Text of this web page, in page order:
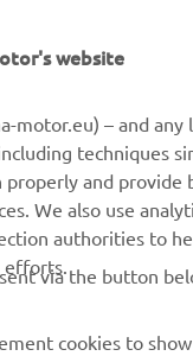
PENTRU
Sisteme eBike
Autorități
Terenuri de golf
Primii
Școli de șoferi
website
motor.eu) – and
techniques
and provide
We also use
authorities to
efforts.via the button
cookies to